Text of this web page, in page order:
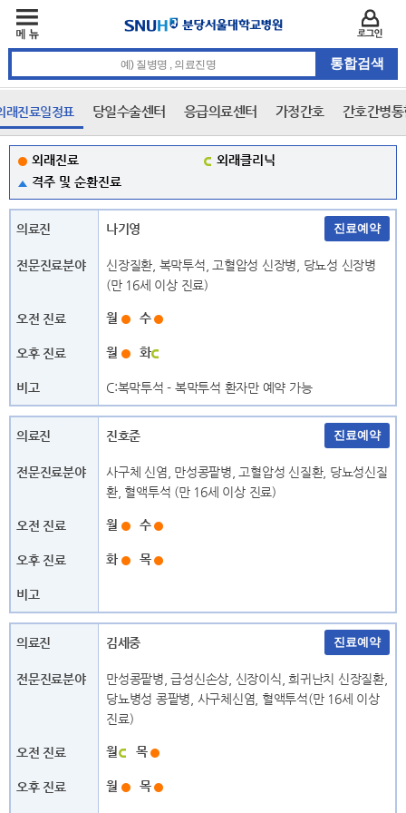
래진료일정표 당일수술센터 응급의료센터 가정간호 간호간병
외래진료일정표
전체
ㄱ
· 국제진료센터 (국제진료센터)
· 내분비대사내과
· 내분비대사내과 (노인의료센터)
· 내분비대사내과 (암센터)
· 노인병내과 (노인의료센터)
ㄹ
· 류마티스내과 (관절센터)
· 마취통증의학과 (암센터)
· 마취통증의학과 (통증센터)
· 마취통증의학과(공용진료센터)
· 비뇨의학과
외래진료
외래클리닉
격주 및 순환진료
나기영
신장질환, 복막투석, 고혈압성 신장병, 당뇨성 신장병
(만 16세 이상 진료)
월 수
월 화
C:복막투석 - 복막투석 환자만 예약 가능
진호준
사구체 신염, 만성콩팥병, 고혈압성 신질환, 당뇨성신질
환, 혈액투석 (만 16세 이상 진료)
월 수
화 목
김세중
만성콩팥병, 급성신손상, 신장이식, 희귀난치 신장질환,
당뇨병성 콩팥병, 사구체신염, 혈액투석(만 16세 이상
진료)
월 목
월 목